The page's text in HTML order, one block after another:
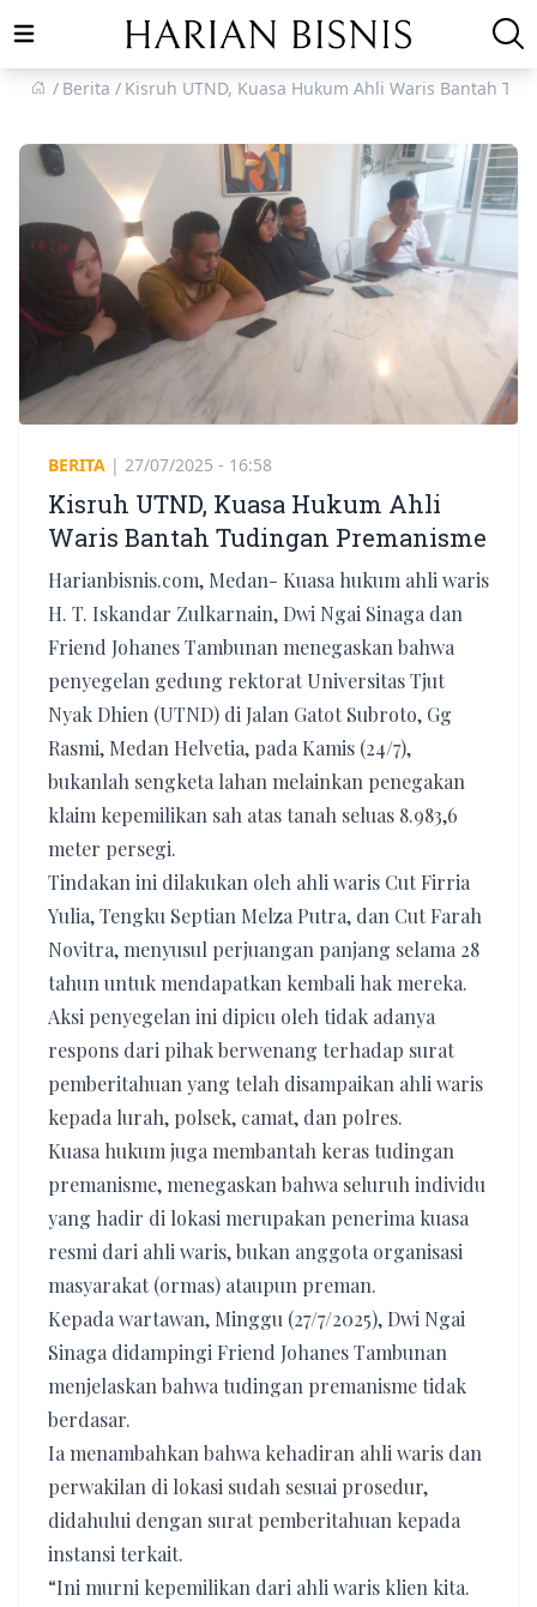
Open main menu
Berita
Kisruh UTND, Kuasa Hukum Ahli Waris Bantah
BERITA | 27/07/2025 - 16:58
Kisruh UTND, Kuasa Hukum Ahli
Waris Bantah Tudingan Premanisme
Harianbisnis.com, Medan- Kuasa hukum ahli waris
H. T. Iskandar Zulkarnain, Dwi Ngai Sinaga dan
Friend Johanes Tambunan menegaskan bahwa
penyegelan gedung rektorat Universitas Tjut
Nyak Dhien (UTND) di Jalan Gatot Subroto, Gg
Rasmi, Medan Helvetia, pada Kamis (24/7),
bukanlah sengketa lahan melainkan penegakan
klaim kepemilikan sah atas tanah seluas 8.983,6
meter persegi.
Tindakan ini dilakukan oleh ahli waris Cut Firria
Yulia, Tengku Septian Melza Putra, dan Cut Farah
Novitra, menyusul perjuangan panjang selama 28
tahun untuk mendapatkan kembali hak mereka.
​Aksi penyegelan ini dipicu oleh tidak adanya
respons dari pihak berwenang terhadap surat
pemberitahuan yang telah disampaikan ahli waris
kepada lurah, polsek, camat, dan polres.
Kuasa hukum juga membantah keras tudingan
premanisme, menegaskan bahwa seluruh individu
yang hadir di lokasi merupakan penerima kuasa
resmi dari ahli waris, bukan anggota organisasi
masyarakat (ormas) ataupun preman.
​Kepada wartawan, Minggu (27/7/2025), Dwi Ngai
Sinaga didampingi Friend Johanes Tambunan
menjelaskan bahwa tudingan premanisme tidak
berdasar.
Ia menambahkan bahwa kehadiran ahli waris dan
perwakilan di lokasi sudah sesuai prosedur,
didahului dengan surat pemberitahuan kepada
instansi terkait.
“Ini murni kepemilikan dari ahli waris klien kita.